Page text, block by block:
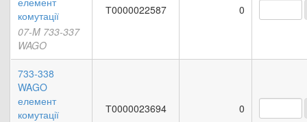
комутації
07-M 733-337
WAGO
Т0000022587 0
733-338
WAGO
елемент
комутації
Т0000023694 0